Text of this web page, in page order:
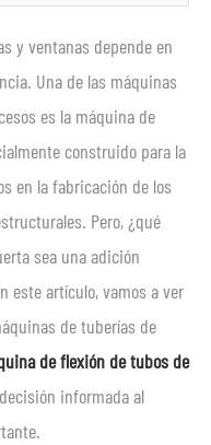
y ventanas depende en
Una de las máquinas
es la máquina de
construido para la
en la fabricación de los
Pero, ¿qué
sea una adición
este artículo, vamos a ver
de tuberías de
de flexión de tubos de
informada al